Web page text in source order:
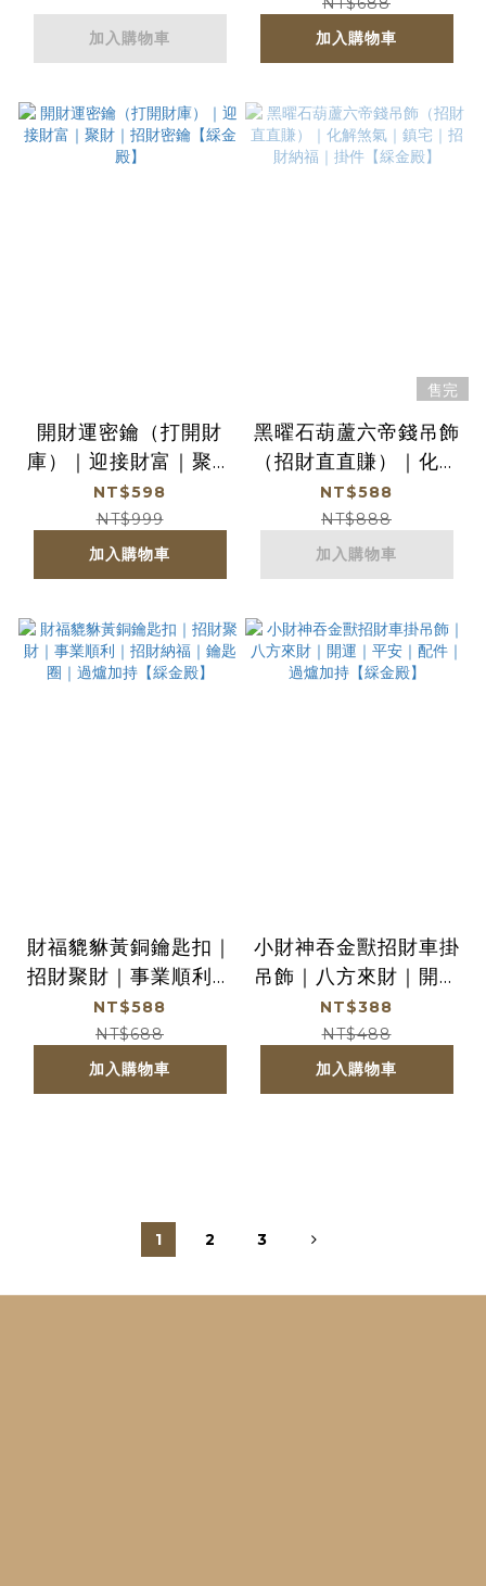
加入購物車
加入購物車
開財運密鑰（打開財
庫）｜迎接財富｜聚財
｜招財密鑰【綵金殿】
NT$598
NT$999
加入購物車
售完
黑曜石葫蘆六帝錢吊飾
（招財直直賺）｜化解
煞氣｜鎮宅｜招財納福
｜掛件【綵金殿】
NT$588
NT$888
加入購物車
財福貔貅黃銅鑰匙扣｜
招財聚財｜事業順利｜
招財納福｜鑰匙圈｜過
爐加持【綵金殿】
NT$588
NT$688
加入購物車
小財神吞金獸招財車掛
吊飾｜八方來財｜開運
｜平安｜配件｜過爐加
持【綵金殿】
NT$388
NT$488
加入購物車
1 2 3